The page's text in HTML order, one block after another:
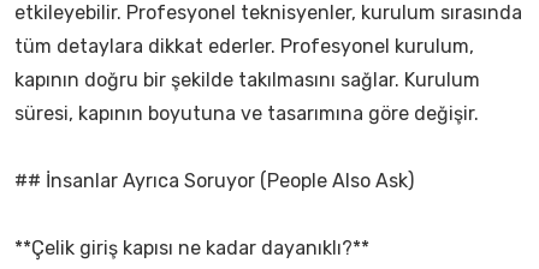
etkileyebilir. Profesyonel teknisyenler, kurulum sırasında
tüm detaylara dikkat ederler. Profesyonel kurulum,
kapının doğru bir şekilde takılmasını sağlar. Kurulum
süresi, kapının boyutuna ve tasarımına göre değişir.
## İnsanlar Ayrıca Soruyor (People Also Ask)
**Çelik giriş kapısı ne kadar dayanıklı?**